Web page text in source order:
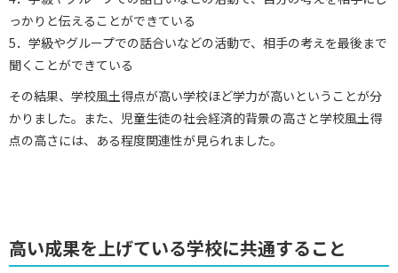
っかりと伝えることができている
5．学級やグループでの話合いなどの活動で、相手の考えを最後まで
聞くことができている
その結果、学校風土得点が高い学校ほど学力が高いということが分
かりました。また、児童生徒の社会経済的背景の高さと学校風土得
点の高さには、ある程度関連性が見られました。
高い成果を上げている学校に共通すること